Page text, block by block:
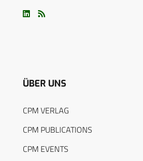
ÜBER UNS
CPM VERLAG
CPM PUBLICATIONS
CPM EVENTS